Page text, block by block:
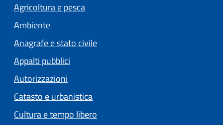
Agricoltura e pesca
Ambiente
Anagrafe e stato civile
Appalti pubblici
Autorizzazioni
Catasto e urbanistica
Cultura e tempo libero